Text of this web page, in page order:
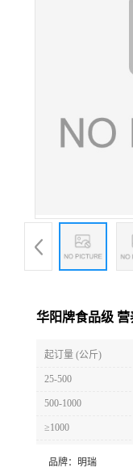
华阳牌食品级
起订量 (公斤)
25-500
500-1000
≥1000
品牌： 明瑞